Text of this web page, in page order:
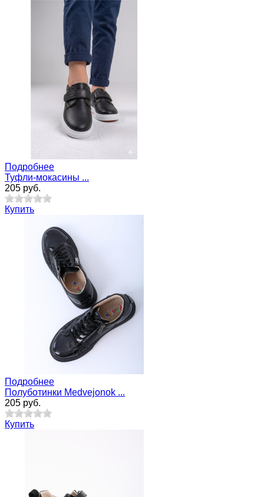
Подробнее
Туфли-мокасины ...
205 руб.
Купить
Подробнее
Полуботинки Medvejonok ...
205 руб.
Купить